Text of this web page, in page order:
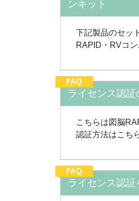
ンキット
下記製品のセッ
RAPID・RVコ
FAQ
ライセンス認
こちらは図脳
認証方法はこち
FAQ
ライセンス認